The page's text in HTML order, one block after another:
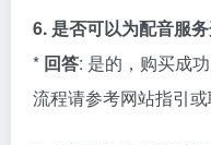
6. 是否可以为配音服
* 回答: 是的，购买成
流程请参考网站指引或